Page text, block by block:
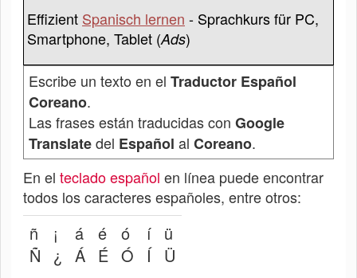
Effizient Spanisch lernen - Sprachkurs für PC,
Smartphone, Tablet (Ads)
Escribe un texto en el Traductor Español
Coreano.
Las frases están traducidas con Google
Translatedel Español al Coreano.
En el teclado español en línea puede encontrar
todos los caracteres españoles, entre otros:
ñ
Ñ
¡
¿
á
Á
é
É
ó
Ó
í
Í
ü
Ü